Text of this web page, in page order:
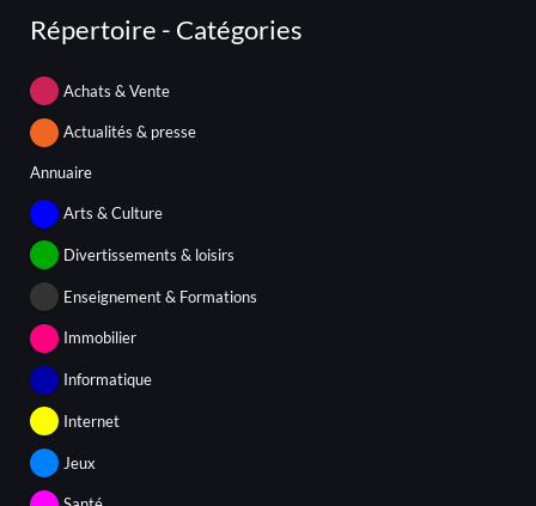
Répertoire - Catégories
Achats & Vente
Actualités & presse
Annuaire
Arts & Culture
Divertissements & loisirs
Enseignement & Formations
Immobilier
Informatique
Internet
Jeux